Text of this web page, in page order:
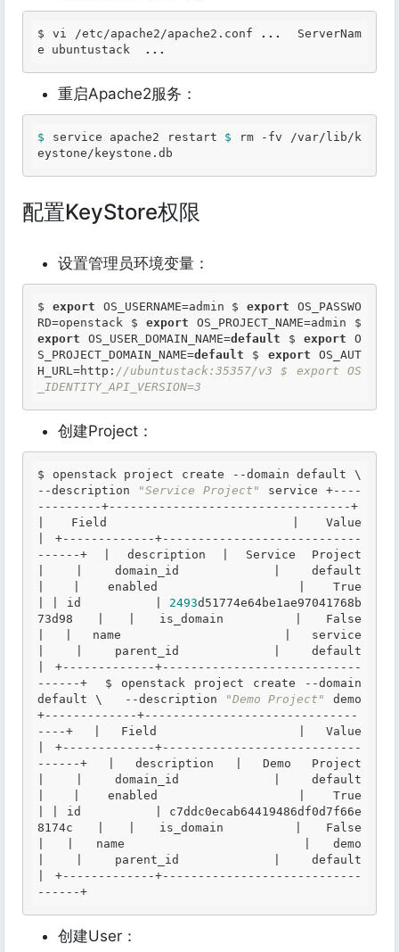
$ vi /etc/apache2/apache2.conf ...
  ServerNam
e ubuntustack
...
重启Apache2服务：
$ service apache2 restart $
rm -fv /var/lib/k
eystone/keystone.db
配置KeyStore权限
设置管理员环境变量：
$ export OS_USERNAME=admin $ export OS_PASSWO
RD=openstack $ export
export OS_USER_DOMAIN_NAME=default $ export O
S_PROJECT_DOMAIN_NAME=default $ export OS_AUT
H_URL=http: //ubuntustack:35357/v3 $ export OS
_IDENTITY_API_VERSION=3
创建Project：
$ openstack project create --domain default \
--description
"Service Project"
service +----
---------+----------------------------------+
Field
       |
Value
| +-------------+----------------------------
------+
| description | Service
Project
| domain_id   | default
| enabled     |
True
| id          | 2493d51774e64be1ae97041768b
73d98 |
| is_domain   |
False
| name        | service
| parent_id   | default
+-------------+----------------------------
------+ $ openstack project create --domain
default \   --description
"Demo Project"
demo
+-------------+------------------------------
----+ | Field
       |
Value
| +-------------+----------------------------
------+
| description | Demo
Project
| domain_id   | default
| enabled     |
True
| id          | c7ddc0ecab64419486df0d7f66e
8174c |
| is_domain   |
False
| name        | demo
| parent_id   | default
+-------------+----------------------------
------+
创建User：